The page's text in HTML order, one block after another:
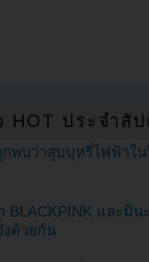
HOT ประจำสั
พบว่าสูบบุหรี่ไฟฟ้าใน
BLACKPINK และมินะ
ด้วยกัน